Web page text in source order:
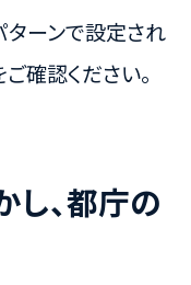
ーンで設定され
ご確認ください。
、都庁の